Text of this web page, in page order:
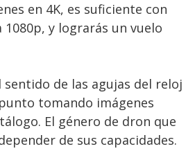
en 4K, es suficiente con
1080p, y lograrás un vuelo
sentido de las agujas del reloj
tomando imágenes
El género de dron que
de sus capacidades.